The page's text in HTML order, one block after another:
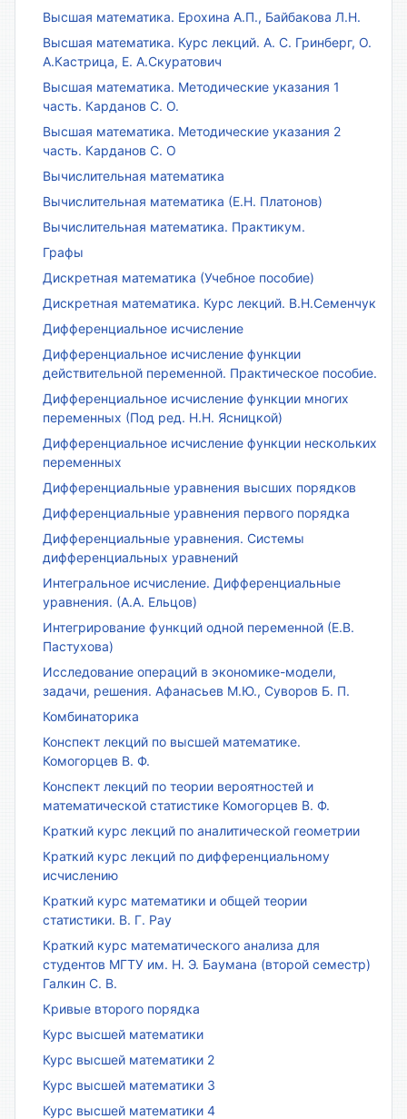
Высшая математика. Ерохина А.П., Байбакова Л.Н.
Высшая математика. Курс лекций. А. С. Гринберг, О.
А.Кастрица, Е. А.Скуратович
Высшая математика. Методические указания 1
часть. Карданов С. О.
Высшая математика. Методические указания 2
часть. Карданов С. О
Вычислительная математика
Вычислительная математика (Е.Н. Платонов)
Вычислительная математика. Практикум.
Графы
Дискретная математика (Учебное пособие)
Дискретная математика. Курс лекций. В.Н.Семенчук
Дифференциальное исчисление
Дифференциальное исчисление функции
действительной переменной. Практическое пособие.
Дифференциальное исчисление функции многих
переменных (Под ред. Н.Н. Ясницкой)
Дифференциальное исчисление функции нескольких
переменных
Дифференциальные уравнения высших порядков
Дифференциальные уравнения первого порядка
Дифференциальные уравнения. Системы
дифференциальных уравнений
Интегральное исчисление. Дифференциальные
уравнения. (А.А. Ельцов)
Интегрирование функций одной переменной (Е.В.
Пастухова)
Исследование операций в экономике-модели,
задачи, решения. Афанасьев М.Ю., Суворов Б. П.
Комбинаторика
Конспект лекций по высшей математике.
Комогорцев В. Ф.
Конспект лекций по теории вероятностей и
математической статистике Комогорцев В. Ф.
Краткий курс лекций по аналитической геометрии
Краткий курс лекций по дифференциальному
исчислению
Краткий курс математики и общей теории
статистики. В. Г. Рау
Краткий курс математического анализа для
студентов МГТУ им. Н. Э. Баумана (второй семестр)
Галкин С. В.
Кривые второго порядка
Курс высшей математики
Курс высшей математики 2
Курс высшей математики 3
Курс высшей математики 4